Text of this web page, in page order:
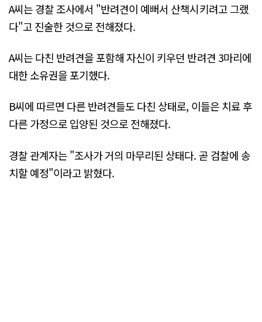
A씨는 경찰 조사에서 "반려견이 예뻐서 산책시키려고 그랬
다"고 진술한 것으로 전해졌다.
A씨는 다친 반려견을 포함해 자신이 키우던 반려견 3마리에
대한 소유권을 포기했다.
B씨에 따르면 다른 반려견들도 다친 상태로, 이들은 치료 후
다른 가정으로 입양된 것으로 전해졌다.
경찰 관계자는 "조사가 거의 마무리된 상태다. 곧 검찰에 송
치할 예정"이라고 밝혔다.